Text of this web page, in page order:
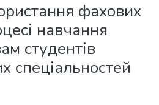
фахових
навчання
студентів
спеціальностей